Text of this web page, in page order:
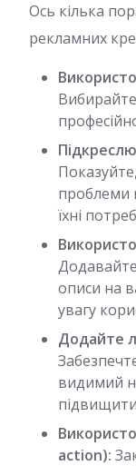
Ось кілька
рекламних
Вибирайте
проблеми
їхні
Додавайте
описи на
увагу
Додайте
видимий
action):